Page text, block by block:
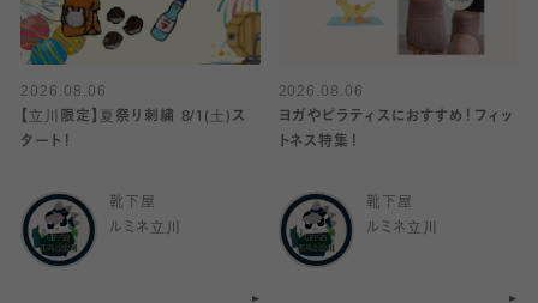
2026.08.06
【立川限定】夏祭り刺繍 8/1(土)ス
タート！
靴下屋
ルミネ立川
2026.08.06
ヨガやピラティスにおすすめ！フィッ
トネス特集！
靴下屋
ルミネ立川